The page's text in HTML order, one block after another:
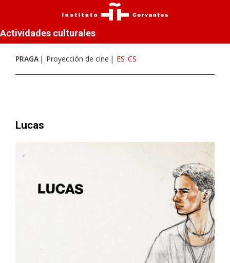
Actividades culturales
PRAGA Proyección de cine ES CS
Lucas